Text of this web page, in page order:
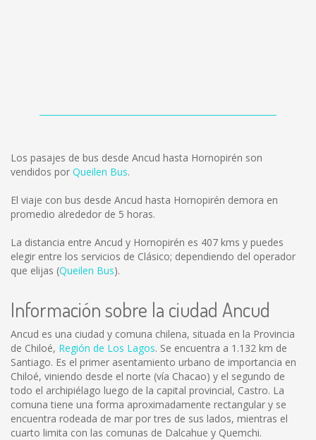
Los pasajes de bus desde Ancud hasta Hornopirén son
vendidos por Queilen Bus.
El viaje con bus desde Ancud hasta Hornopirén demora en
promedio alrededor de 5 horas.
La distancia entre Ancud y Hornopirén es 407 kms y puedes
elegir entre los servicios de Clásico; dependiendo del operador
que elijas (Queilen Bus).
Información sobre la ciudad Ancud
Ancud es una ciudad y comuna chilena, situada en la Provincia
de Chiloé, Región de Los Lagos. Se encuentra a 1.132 km de
Santiago. Es el primer asentamiento urbano de importancia en
Chiloé, viniendo desde el norte (vía Chacao) y el segundo de
todo el archipiélago luego de la capital provincial, Castro. La
comuna tiene una forma aproximadamente rectangular y se
encuentra rodeada de mar por tres de sus lados, mientras el
cuarto limita con las comunas de Dalcahue y Quemchi.